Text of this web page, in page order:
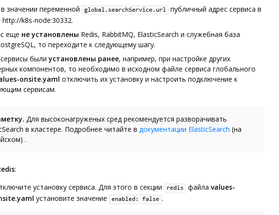
значении переменной
global.searchService.url
публичный адрес сервиса в
k8s-node:30332.
еще не установлены Redis, RabbitMQ, ElasticSearch и служебная база
то переходите к следующему шагу.
сервисы былиустановлены ранее, например, при настройке других
компонентов, то необходимо в исходном файле сервиса глобального
onsite.yaml отключить их установку и настроить подключение к
сервисам.
Для высоконагруженых сред рекомендуется разворачивать
в кластере. Подробнее читайте в документации ElasticSearch (на
.
:
установку сервиса. Для этого в секции
redis файла values-
установите значение enabled: false .